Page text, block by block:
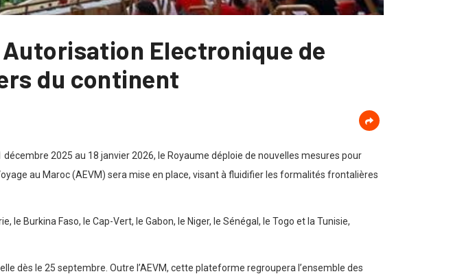
Autorisation Electronique de
du continent
décembre 2025 au 18 janvier 2026, le Royaume déploie de nouvelles mesures pour
au Maroc (AEVM) sera mise en place, visant à fluidifier les formalités frontalières
Burkina Faso, le Cap-Vert, le Gabon, le Niger, le Sénégal, le Togo et la Tunisie,
dès le 25 septembre. Outre l’AEVM, cette plateforme regroupera l’ensemble des